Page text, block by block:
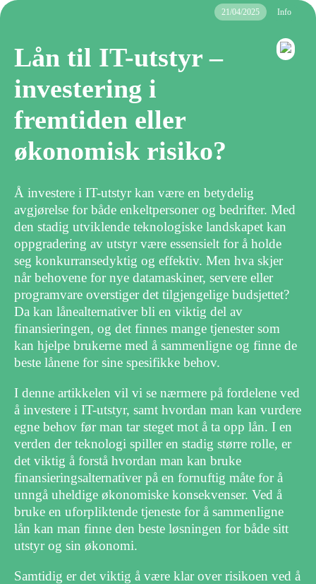
21/04/2025 Info
Lån til IT-utstyr –
investering i
fremtiden eller
økonomisk risiko?
Å investere i IT-utstyr kan være en betydelig
avgjørelse for både enkeltpersoner og bedrifter. Med
den stadig utviklende teknologiske landskapet kan
oppgradering av utstyr være essensielt for å holde
seg konkurransedyktig og effektiv. Men hva skjer
når behovene for nye datamaskiner, servere eller
programvare overstiger det tilgjengelige budsjettet?
Da kan lånealternativer bli en viktig del av
finansieringen, og det finnes mange tjenester som
kan hjelpe brukerne med å sammenligne og finne de
beste lånene for sine spesifikke behov.
I denne artikkelen vil vi se nærmere på fordelene ved
å investere i IT-utstyr, samt hvordan man kan vurdere
egne behov før man tar steget mot å ta opp lån. I en
verden der teknologi spiller en stadig større rolle, er
det viktig å forstå hvordan man kan bruke
finansieringsalternativer på en fornuftig måte for å
unngå uheldige økonomiske konsekvenser. Ved å
bruke en uforpliktende tjeneste for å sammenligne
lån kan man finne den beste løsningen for både sitt
utstyr og sin økonomi.
Samtidig er det viktig å være klar over risikoen ved å